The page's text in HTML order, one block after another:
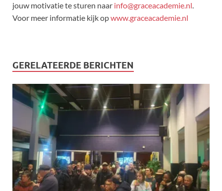
jouw motivatie te sturen naar info@graceacademie.nl.
Voor meer informatie kijk opwww.graceacademie.nl
GERELATEERDE BERICHTEN